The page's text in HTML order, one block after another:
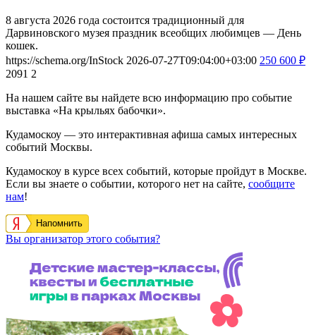
8 августа 2026 года состоится традиционный для
Дарвиновского музея праздник всеобщих любимцев — День
кошек.
https://schema.org/InStock 2026-07-27T09:04:00+03:00 250 600 ₽
2091 2
На нашем сайте вы найдете всю информацию про событие
выставка «На крыльях бабочки».
Кудамоскоу — это интерактивная афиша самых интересных
событий Москвы.
Кудамоскоу в курсе всех событий, которые пройдут в Москве.
Если вы знаете о событии, которого нет на сайте, сообщите
нам!
Напомнить
Вы организатор этого события?